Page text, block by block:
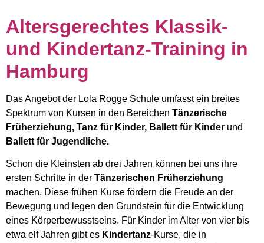
Altersgerechtes Klassik-
und Kindertanz-Training in
Hamburg
Das Angebot der Lola Rogge Schule umfasst ein breites
Spektrum von Kursen in den Bereichen Tänzerische
Früherziehung, Tanz für Kinder, Ballett für Kinder und
Ballett für Jugendliche.
Schon die Kleinsten ab drei Jahren können bei uns ihre
ersten Schritte in der Tänzerischen Früherziehung
machen. Diese frühen Kurse fördern die Freude an der
Bewegung und legen den Grundstein für die Entwicklung
eines Körperbewusstseins. Für Kinder im Alter von vier bis
etwa elf Jahren gibt es Kindertanz-Kurse, die in